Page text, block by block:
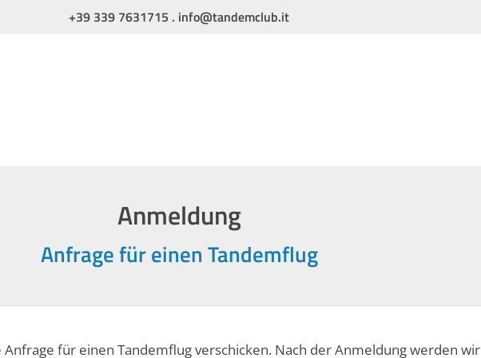
+39 339 7631715 . info@tandemclub.it
Anmeldung
Anfrage für einen Tandemflug
Anfrage für einen Tandemflug verschicken. Nach der Anmeldung werden wir